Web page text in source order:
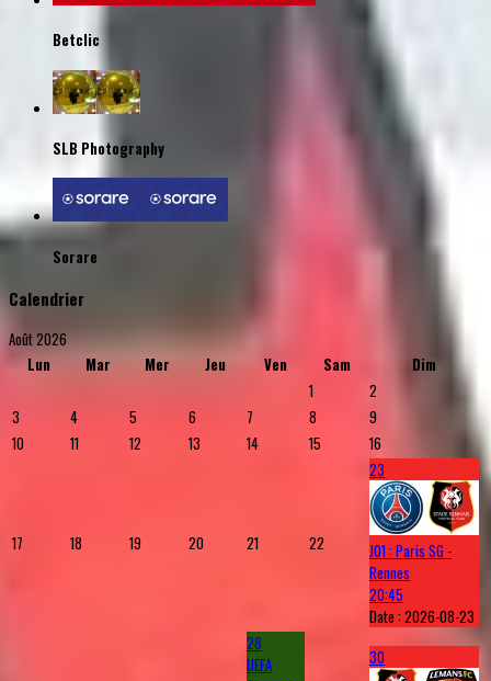
Betclic
SLB Photography
Sorare
Calendrier
Août 2026
Lun
Mar Mer Jeu Ven Sam
Dim
1
2
3
4 5 6 7 8
9
10
11 12 13 14 15 16
17 18 19 20 21 22
23
J01 : Paris SG -
Rennes
20:45
Date :2026-08-23
28
UEFA
30